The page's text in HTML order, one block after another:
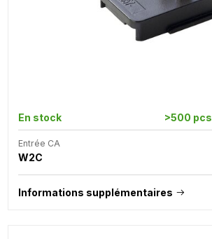
En stock >500 pcs
Entrée CA
W2C
Informations supplémentaires